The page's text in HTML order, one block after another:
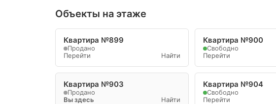
Объекты на этаже
Квартира №899
Продано
Перейти
Найти
Квартира №900
Свободно
Перейти
Квартира №903
Продано
Вы здесь
Найти
Квартира №904
Свободно
Перейти